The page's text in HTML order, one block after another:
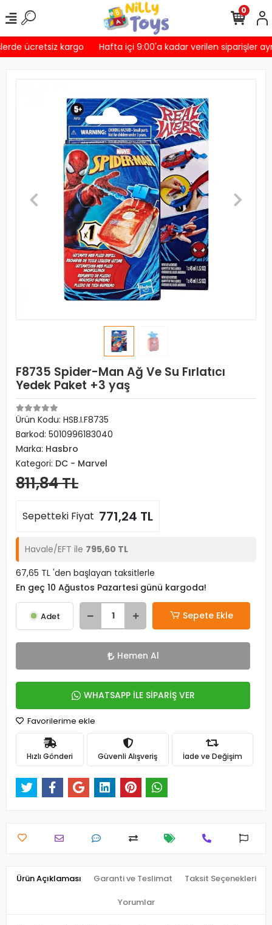
ücretsiz kargo Hafta içi 9:00'a kadar verilen siparişler
0
F8735 Spider-Man Ağ Ve Su Fırlatıcı
Yedek Paket +3 yaş
Ürün Kodu: HSB.I.F8735
Barkod: 5010996183040
Marka: Hasbro
Kategori: DC - Marvel
811,84 TL
Sepetteki Fiyat 771,24 TL
Havale/EFT ile 795,60 TL
67,65 TL 'den başlayan taksitlerle
En geç 10 Ağustos Pazartesi günü kargoda!
Adet Sepete Ekle
Hemen Al
WHATSAPP İLE SİPARİŞ VER
Favorilerime ekle
Hızlı Gönderi Güvenli Alışveriş İade ve Değişim
Ürün Açıklaması Garanti ve Teslimat Taksit Seçenekleri
Yorumlar